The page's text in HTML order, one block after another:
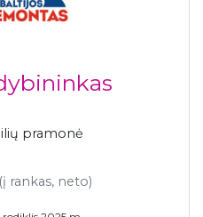
pramonė
(į rankas, neto)